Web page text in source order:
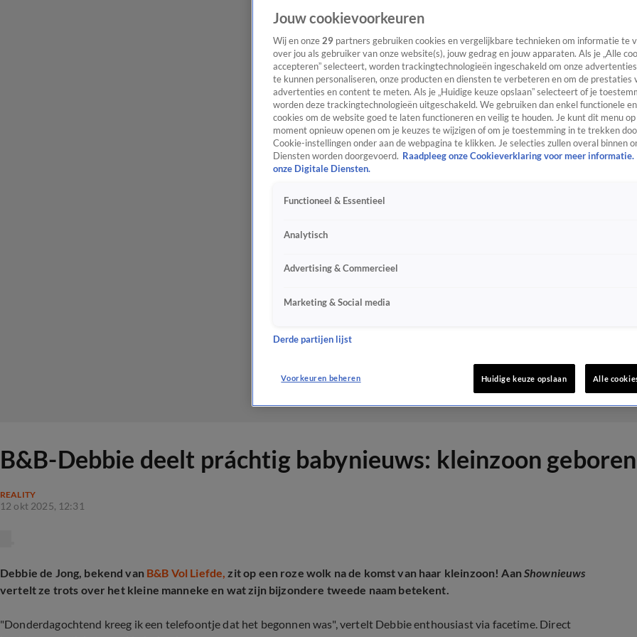
B&B-Debbie deelt práchtig babynieuws: kleinzoon geboren
REALITY
12 okt 2025, 12:31
Debbie de Jong, bekend van B&B Vol Liefde, zit op een roze wolk na de komst van haar kleinzoon! AanShownieuws
vertelt ze trots over het kleine manneke en wat zijn bijzondere tweede naam betekent.
"Donderdagochtend kreeg ik een telefoontje dat het begonnen was", vertelt Debbie enthousiast via facetime. Direct
Jouw cookievoorkeuren
Wij en onze 29 partners gebruiken cookies en vergelijkbare technieken om informatie te
over jou als gebruiker van onze website(s), jouw gedrag en jouw apparaten. Als je „Alle
accepteren” selecteert, worden trackingtechnologieën ingeschakeld om onze
te kunnen personaliseren, onze producten en diensten te verbeteren en om de prestaties
advertenties en content te meten. Als je „Huidige keuze opslaan” selecteert of je
worden deze trackingtechnologieën uitgeschakeld. We gebruiken dan enkel functionele
cookies om de website goed te laten functioneren en veilig te houden. Je kunt dit menu
moment opnieuw openen om je keuzes te wijzigen of om je toestemming in te trekken
Cookie-instellingen onder aan de webpagina te klikken. Je selecties zullen overal binnen
Diensten worden doorgevoerd. Raadpleeg onze Cookieverklaring voor meer informatie.
onze Digitale Diensten.
Functioneel & Essentieel
Analytisch
Advertising & Commercieel
Marketing & Social media
Derde partijen lijst
Voorkeuren beheren Huidige keuze opslaan Alle